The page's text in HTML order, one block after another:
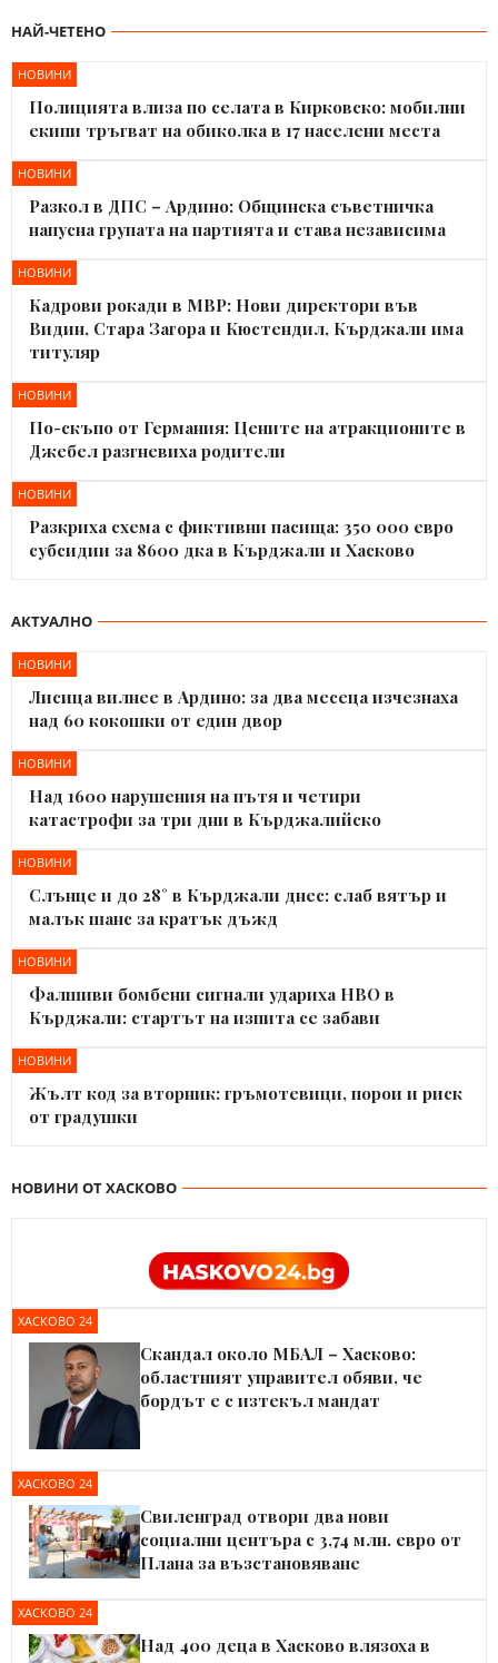
НАЙ-ЧЕТЕНО
НОВИНИ
Полицията влиза по селата в Кирковско: мобилни
екипи тръгват на обиколка в 17 населени места
НОВИНИ
Разкол в ДПС – Ардино: Общинска съветничка
напусна групата на партията и става независима
НОВИНИ
Кадрови рокади в МВР: Нови директори във
Видин, Стара Загора и Кюстендил, Кърджали има
титуляр
НОВИНИ
По-скъпо от Германия: Цените на атракционите в
Джебел разгневиха родители
НОВИНИ
Разкриха схема с фиктивни пасища: 350 000 евро
субсидии за 8600 дка в Кърджали и Хасково
АКТУАЛНО
НОВИНИ
Лисица вилнее в Ардино: за два месеца изчезнаха
над 60 кокошки от един двор
НОВИНИ
Над 1600 нарушения на пътя и четири
катастрофи за три дни в Кърджалийско
НОВИНИ
Слънце и до 28° в Кърджали днес: слаб вятър и
малък шанс за кратък дъжд
НОВИНИ
Фалшиви бомбени сигнали удариха НВО в
Кърджали: стартът на изпита се забави
НОВИНИ
Жълт код за вторник: гръмотевици, порои и риск
от градушки
НОВИНИ ОТ ХАСКОВО
ХАСКОВО 24
Скандал около МБАЛ – Хасково:
областният управител обяви, че
бордът е с изтекъл мандат
ХАСКОВО 24
Свиленград отвори два нови
социални центъра с 3,74 млн. евро от
Плана за възстановяване
ХАСКОВО 24
Над 400 деца в Хасково влязоха в